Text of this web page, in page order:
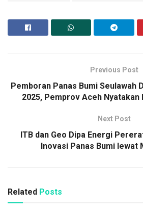
Previous Post
Pemboran Panas Bumi Seulawah
2025, Pemprov Aceh Nyatakan
Next Post
ITB dan Geo Dipa Energi
Inovasi Panas Bumi lewat
Related Posts